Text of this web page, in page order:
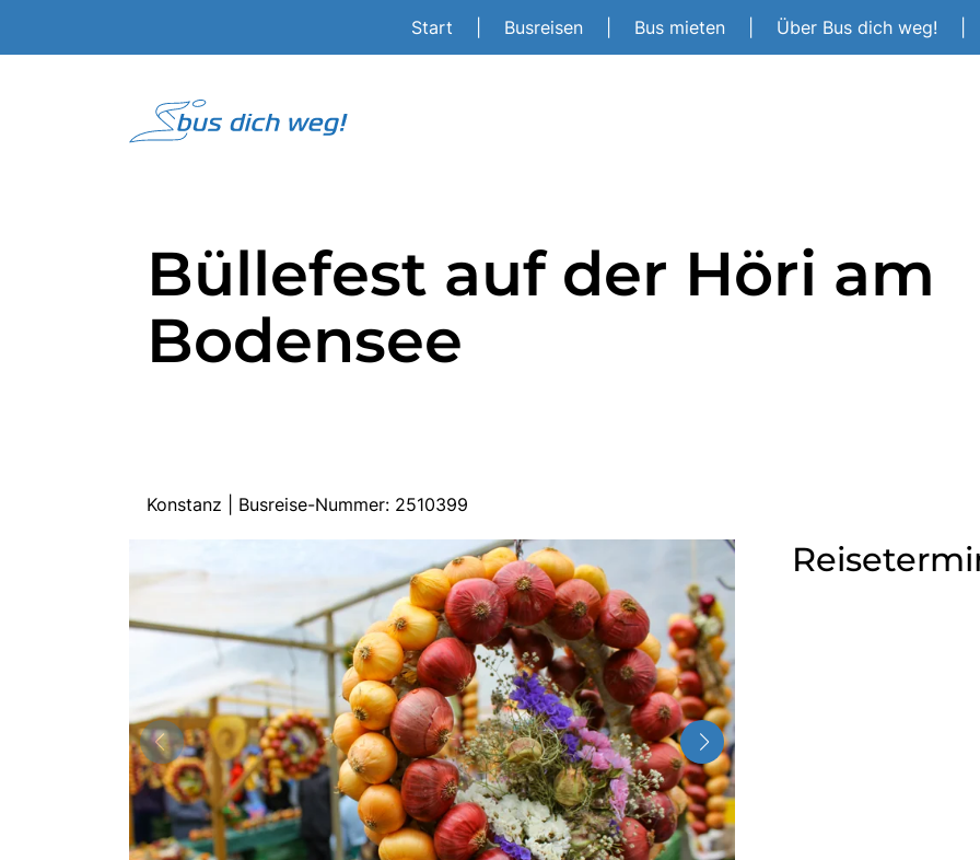
Start Busreisen Bus mieten Über Bus dich weg!
Büllefest auf der Höri am
Bodensee
Konstanz | Busreise-Nummer: 2510399